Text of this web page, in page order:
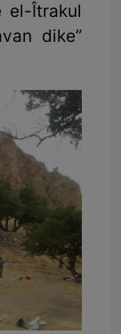
el-Îtrakul
dike”